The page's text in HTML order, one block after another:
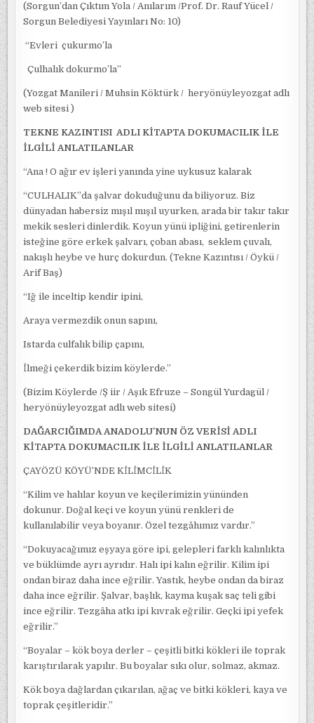
(Sorgun’dan Çıktım Yola / Anılarım /Prof. Dr. Rauf Yücel /
Sorgun Belediyesi Yayınları No: 10)
“Evleri çukurmo’la
Çulhalık dokurmo’la”
(Yozgat Manileri / Muhsin Köktürk / heryönüyleyozgat adlı
web sitesi )
TEKNE KAZINTISI ADLI KİTAPTA DOKUMACILIK İLE
İLGİLİ ANLATILANLAR
“Ana ! O ağır ev işleri yanında yine uykusuz kalarak
“CULHALIK”da şalvar dokuduğunu da biliyoruz. Biz
dünyadan habersiz mışıl mışıl uyurken, arada bir takır takır
mekik sesleri dinlerdik. Koyun yünü ipliğini, getirenlerin
isteğine göre erkek şalvarı, çoban abası, seklem çuvalı,
nakışlı heybe ve hurç dokurdun. (Tekne Kazıntısı / Öykü /
Arif Baş)
“Iğ ile inceltip kendir ipini,
Araya vermezdik onun sapını,
Istarda culfalık bilip çapını,
İlmeği çekerdik bizim köylerde.”
(Bizim Köylerde /Ş iir / Aşık Efruze – Songül Yurdagül /
heryönüyleyozgat adlı web sitesi)
DAĞARCIĞIMDA ANADOLU’NUN ÖZ VERİSİ ADLI
KİTAPTA DOKUMACILIK İLE İLGİLİ ANLATILANLAR
ÇAYÖZÜ KÖYÜ’NDE KİLİMCİLİK
“Kilim ve halılar koyun ve keçilerimizin yününden
dokunur. Doğal keçi ve koyun yünü renkleri de
kullanılabilir veya boyanır. Özel tezgâhımız vardır.”
“Dokuyacağımız eşyaya göre ipi, gelepleri farklı kalınlıkta
ve büklümde ayrı ayrıdır. Halı ipi kalın eğrilir. Kilim ipi
ondan biraz daha ince eğrilir. Yastık, heybe ondan da biraz
daha ince eğrilir. Şalvar, başlık, kayma kuşak saç teli gibi
ince eğrilir. Tezgâha atkı ipi kıvrak eğrilir. Geçki ipi yefek
eğrilir.”
“Boyalar – kök boya derler – çeşitli bitki kökleri ile toprak
karıştırılarak yapılır. Bu boyalar sıkı olur, solmaz, akmaz.
Kök boya dağlardan çıkarılan, ağaç ve bitki kökleri, kaya ve
toprak çeşitleridir.”